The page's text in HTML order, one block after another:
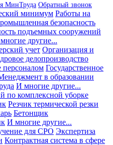
МинТруда Обратный звонок
минимум Работы на
безопасность
подъемных сооружений
другие...
учет Организация и
делопроизводство
персоналом Государственное
в образовании
И многие другие...
по комплексной уборке
Резчик термической резки
Бетонщик
И многие другие...
для СРО Экспертиза
Контрактная система в сфере